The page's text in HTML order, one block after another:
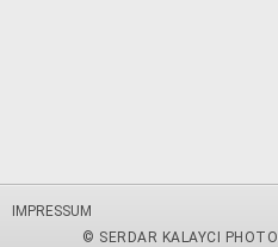
IMPRESSUM
© SERDAR KALAYCI